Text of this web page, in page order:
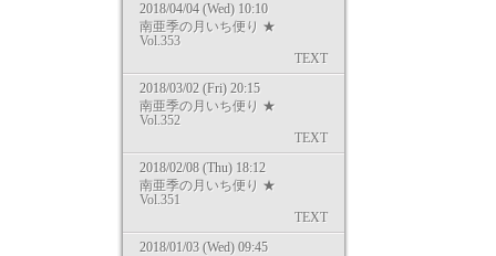
2018/04/04 (Wed) 10:10
南亜季の月いち便り ★
Vol.353
TEXT
2018/03/02 (Fri) 20:15
南亜季の月いち便り ★
Vol.352
TEXT
2018/02/08 (Thu) 18:12
南亜季の月いち便り ★
Vol.351
TEXT
2018/01/03 (Wed) 09:45